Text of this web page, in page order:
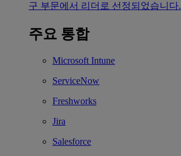
구 부문에서 리더로 선정되었습니다.
주요 통합
Microsoft Intune
ServiceNow
Freshworks
Jira
Salesforce